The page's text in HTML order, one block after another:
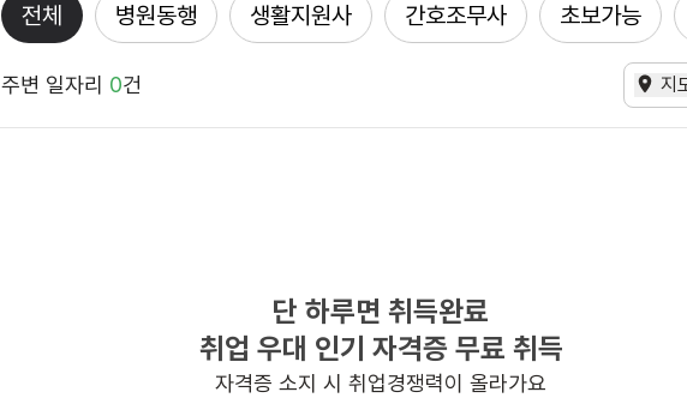
전체 병원동행 생활지원사 간호조무사 초보가능
주변 일자리 0건 지
찾으시는 조건의 일자리가 없습니다
더욱더 노력하는 케어파트너가 되겠습니다.
단 하루면 취득완료
취업 우대 인기 자격증 무료 취득
자격증 소지 시 취업경쟁력이 올라가요